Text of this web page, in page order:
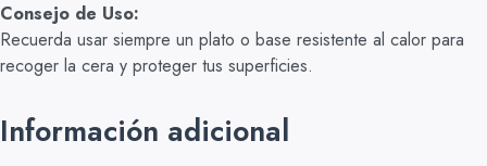
Consejo de Uso:
Recuerda usar siempre un plato o base resistente al calor para
recoger la cera y proteger tus superficies.
Información adicional